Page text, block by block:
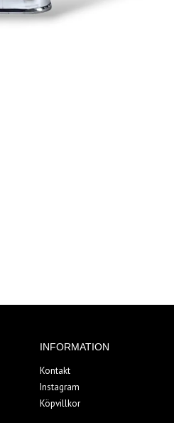
INFORMATION
Kontakt
Instagram
Köpvillkor